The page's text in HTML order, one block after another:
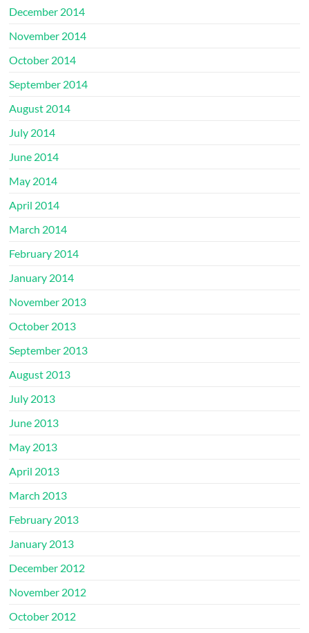
December 2014
November 2014
October 2014
September 2014
August 2014
July 2014
June 2014
May 2014
April 2014
March 2014
February 2014
January 2014
November 2013
October 2013
September 2013
August 2013
July 2013
June 2013
May 2013
April 2013
March 2013
February 2013
January 2013
December 2012
November 2012
October 2012